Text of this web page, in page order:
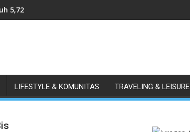
5,72 Persen, Tertinggi di Pulau Jawa
LIFESTYLE & KOMUNITAS TRAVELING & LEISURE